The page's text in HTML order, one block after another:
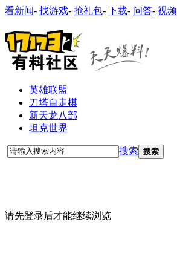
看新闻- 找游戏- 抢礼包- 下载- 问答- 视频
英雄联盟
刀塔自走棋
新天龙八部
坦克世界
搜索 搜索
请先登录后才能继续浏览